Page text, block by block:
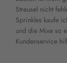
Streusel nicht
Sprinkles kaufe
und die Mixe so
Kundenservice